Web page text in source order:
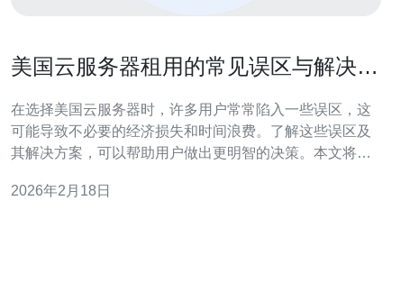
美国云服务器租用的常见误区与解决方
在选择美国云服务器时，许多用户常常陷入一些误区，这
可能导致不必要的经济损失和时间浪费。了解这些误区及
其解决方案，可以帮助用户做出更明智的决策。本文将探
平台，以满足用户的需求。 误区一：只关注价格，不考虑
2026年2月18日